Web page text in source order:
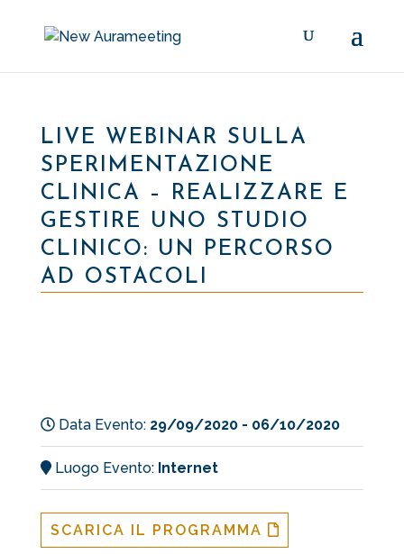
LIVE WEBINAR SULLA
SPERIMENTAZIONE
CLINICA – REALIZZARE E
GESTIRE UNO STUDIO
CLINICO: UN PERCORSO
AD OSTACOLI
Data Evento: 29/09/2020 - 06/10/2020
Luogo Evento: Internet
SCARICA IL PROGRAMMA